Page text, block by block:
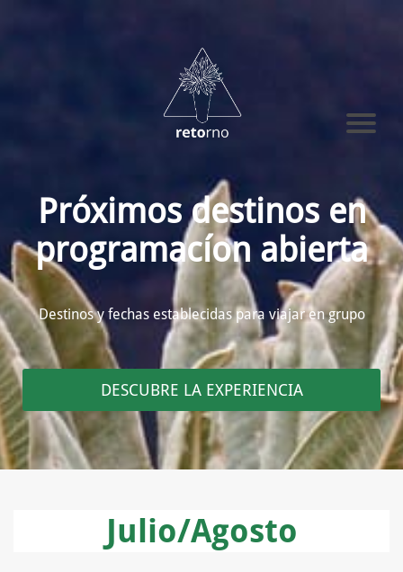
Próximos destinos en
programacíon abierta
Destinos y fechas establecidas para viajar en grupo
DESCUBRE LA EXPERIENCIA
Julio/Agosto